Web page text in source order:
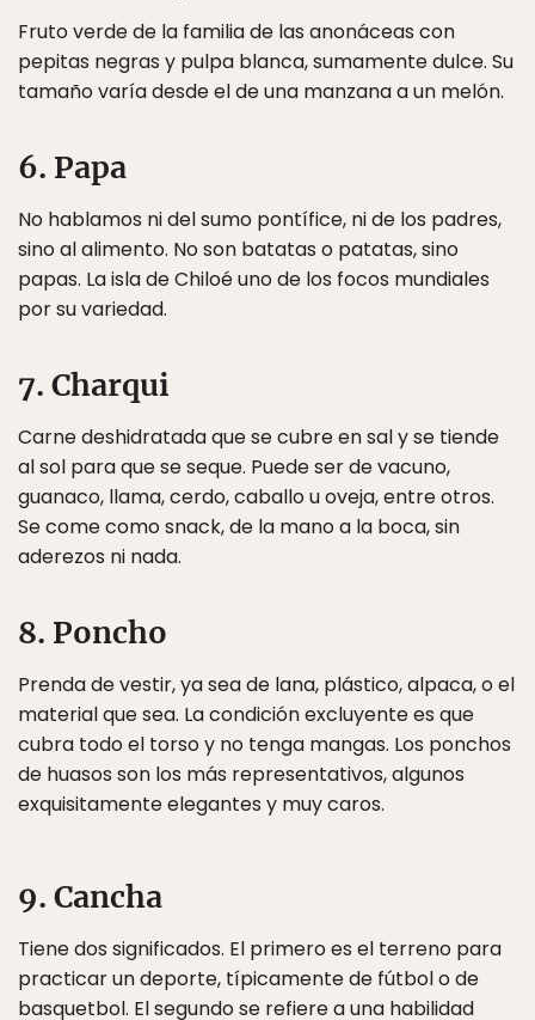
Fruto verde de la familia de las anonáceas con
pepitas negras y pulpa blanca, sumamente dulce. Su
tamaño varía desde el de una manzana a un melón.
6. Papa
No hablamos ni del sumo pontífice, ni de los padres,
sino al alimento. No son batatas o patatas, sino
papas. La isla de Chiloé uno de los focos mundiales
por su variedad.
7. Charqui
Carne deshidratada que se cubre en sal y se tiende
al sol para que se seque. Puede ser de vacuno,
guanaco, llama, cerdo, caballo u oveja, entre otros.
Se come como snack, de la mano a la boca, sin
aderezos ni nada.
8. Poncho
Prenda de vestir, ya sea de lana, plástico, alpaca, o el
material que sea. La condición excluyente es que
cubra todo el torso y no tenga mangas. Los ponchos
de huasos son los más representativos, algunos
exquisitamente elegantes y muy caros.
9. Cancha
Tiene dos significados. El primero es el terreno para
practicar un deporte, típicamente de fútbol o de
basquetbol. El segundo se refiere a una habilidad